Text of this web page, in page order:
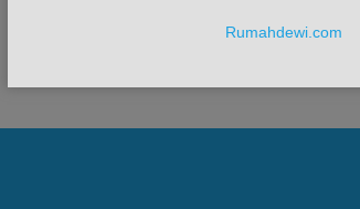
Rumahdewi.com